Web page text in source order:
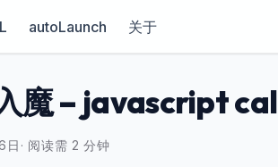
autoLaunch 关于
魔 – javascript
日 · 阅读需 2 分钟